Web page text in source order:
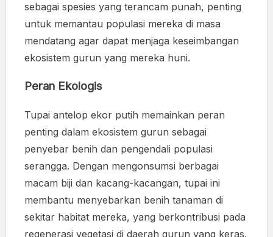
sebagai spesies yang terancam punah, penting
untuk memantau populasi mereka di masa
mendatang agar dapat menjaga keseimbangan
ekosistem gurun yang mereka huni.
Peran Ekologis
Tupai antelop ekor putih memainkan peran
penting dalam ekosistem gurun sebagai
penyebar benih dan pengendali populasi
serangga. Dengan mengonsumsi berbagai
macam biji dan kacang-kacangan, tupai ini
membantu menyebarkan benih tanaman di
sekitar habitat mereka, yang berkontribusi pada
regenerasi vegetasi di daerah gurun yang keras.